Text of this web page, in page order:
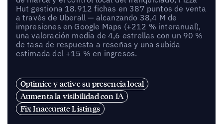
Hut gestiona 18.912 fichas en 387 puntos de venta
a través de Uberall — alcanzando 38,4 M de
impresiones en Google Maps (+212 % interanual),
una valoración media de 4,6 estrellas con un 90 %
de tasa de respuesta a reseñas y una subida
estimada del +15 % en ingresos.
Optimice y active su presencia local
Aumenta la visibilidad con IA
Fix Inaccurate Listings